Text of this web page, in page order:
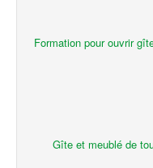
Formation pour ouvrir
Gîte et meublé de